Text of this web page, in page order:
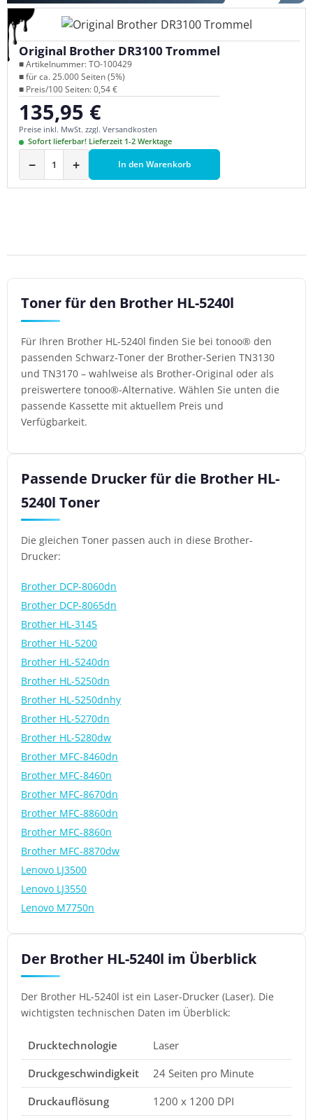
Original Brother DR3100 Trommel
■ Artikelnummer: TO-100429
■ für ca. 25.000 Seiten (5%)
■ Preis/100 Seiten: 0,54 €
Regulärer Preis:
135,95 €
Preise inkl. MwSt. zzgl. Versandkosten
Sofort lieferbar! Lieferzeit 1-2 Werktage
− + In den Warenkorb
Toner für den Brother HL-5240l
Für Ihren Brother HL-5240l finden Sie bei tonoo® den
passenden Schwarz-Toner der Brother-Serien TN3130
und TN3170 – wahlweise als Brother-Original oder als
preiswertere tonoo®-Alternative. Wählen Sie unten die
passende Kassette mit aktuellem Preis und
Verfügbarkeit.
Passende Drucker für die Brother HL-
5240l Toner
Die gleichen Toner passen auch in diese Brother-
Drucker:
Brother DCP-8060dn
Brother DCP-8065dn
Brother HL-3145
Brother HL-5200
Brother HL-5240dn
Brother HL-5250dn
Brother HL-5250dnhy
Brother HL-5270dn
Brother HL-5280dw
Brother MFC-8460dn
Brother MFC-8460n
Brother MFC-8670dn
Brother MFC-8860dn
Brother MFC-8860n
Brother MFC-8870dw
Lenovo LJ3500
Lenovo LJ3550
Lenovo M7750n
Der Brother HL-5240l im Überblick
Der Brother HL-5240l ist ein Laser-Drucker (Laser). Die
wichtigsten technischen Daten im Überblick:
Drucktechnologie
Laser
Druckgeschwindigkeit
24 Seiten pro Minute
Druckauflösung
1200 x 1200 DPI